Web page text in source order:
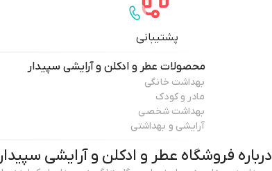
پشتیبانی
محصولات عطر و ادکلن و آرایشی سپیدار
بهداشت خانگی
مادر و کودک
بهداشت شخصی
آرایشی و بهداشتی
درباره فروشگاه عطر و ادکلن و آرایشی سپیدار